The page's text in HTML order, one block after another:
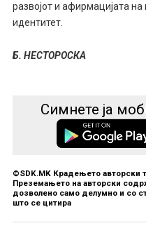
развојот и афирмацијата на
идентитет.
Б. НЕСТОРОСКА
Симнете ја
©SDK.MK Крадењето авторски
Преземањето на авторски
дозволено само делумно и со
што се цитира